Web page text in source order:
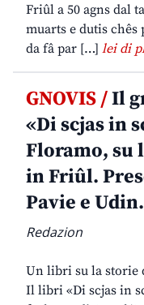
Friûl a 50 agns dal
muarts e dutis chês
da fâ par […] lei di
GNOVIS /Il
«Di scjas in
Floramo, su
in Friûl.
Pavie e Udin.
Redazion
Un libri su la storie
Il libri «Di scjas in